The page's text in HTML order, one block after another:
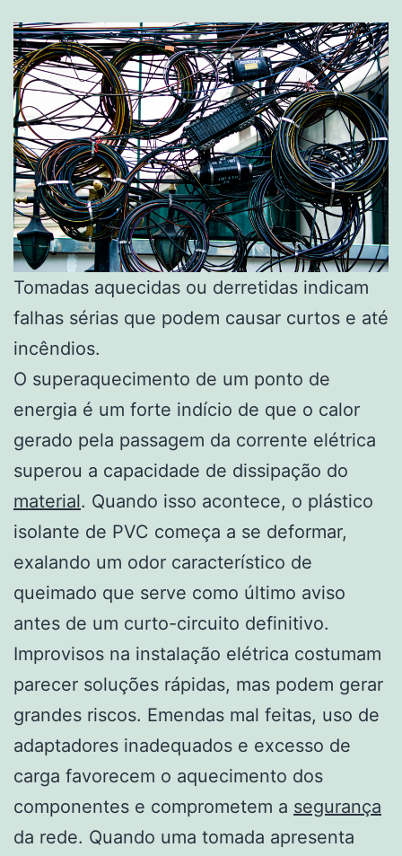
Tomadas aquecidas ou derretidas indicam
falhas sérias que podem causar curtos e até
incêndios.
O superaquecimento de um ponto de
energia é um forte indício de que o calor
gerado pela passagem da corrente elétrica
superou a capacidade de dissipação do
material. Quando isso acontece, o plástico
isolante de PVC começa a se deformar,
exalando um odor característico de
queimado que serve como último aviso
antes de um curto-circuito definitivo.
Improvisos na instalação elétrica costumam
parecer soluções rápidas, mas podem gerar
grandes riscos. Emendas mal feitas, uso de
adaptadores inadequados e excesso de
carga favorecem o aquecimento dos
componentes e comprometem a segurança
da rede. Quando uma tomada apresenta